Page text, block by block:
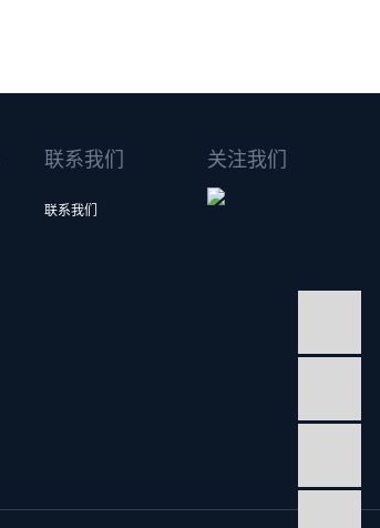
联系我们
联系我们
关注我们